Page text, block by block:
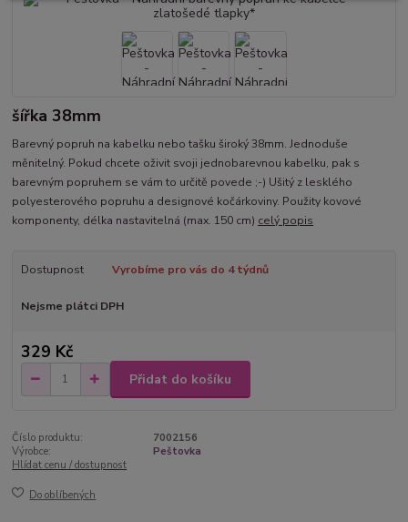
šířka 38mm
Barevný popruh na kabelku nebo tašku široký 38mm. Jednoduše
měnitelný. Pokud chcete oživit svoji jednobarevnou kabelku, pak s
barevným popruhem se vám to určitě povede ;-) Ušitý z lesklého
polyesterového popruhu a designové kočárkoviny. Použity kovové
komponenty, délka nastavitelná (max. 150 cm) celý popis
Dostupnost Vyrobíme pro vás do 4 týdnů
Nejsme plátci DPH
329 Kč
Přidat do košíku
Číslo produktu:
7002156
Výrobce:
Peštovka
Hlídat cenu / dostupnost
Do oblíbených